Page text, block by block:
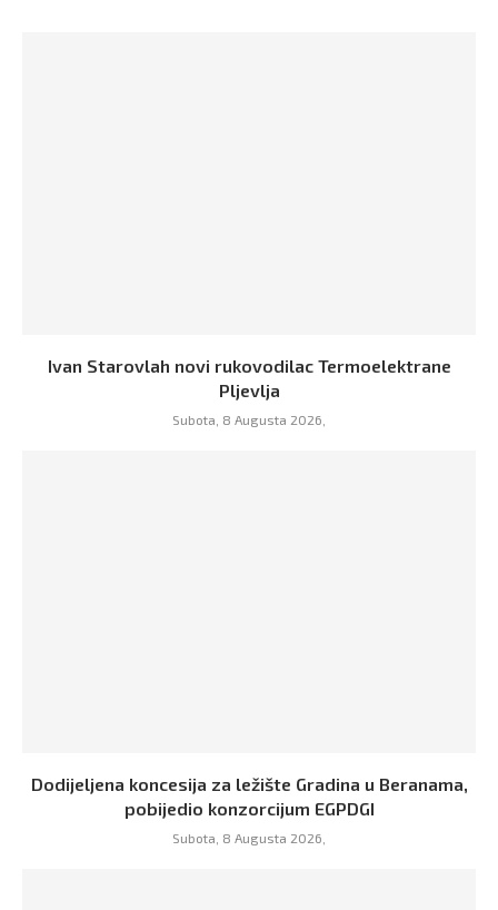
Ivan Starovlah novi rukovodilac Termoelektrane
Pljevlja
Subota, 8 Augusta 2026,
Dodijeljena koncesija za ležište Gradina u Beranama,
pobijedio konzorcijum EGPDGI
Subota, 8 Augusta 2026,